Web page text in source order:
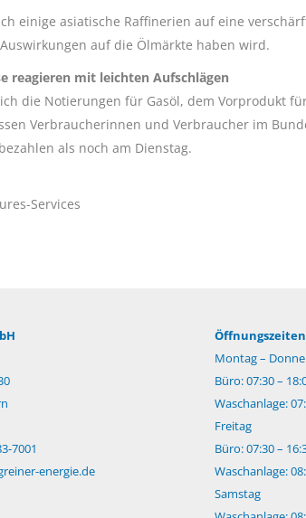
einige asiatische Raffinerien auf eine
auf die Ölmärkte haben wird.
reagieren mit leichten Aufschlägen
die Notierungen für Gasöl, dem Vorprodukt
Verbraucherinnen und Verbraucher im
als noch am Dienstag.
Services
7001
energie.de
Montag –
Büro: 07:30 –
Waschanlage:
Freitag
Büro: 07:30 –
Waschanlage:
Samstag